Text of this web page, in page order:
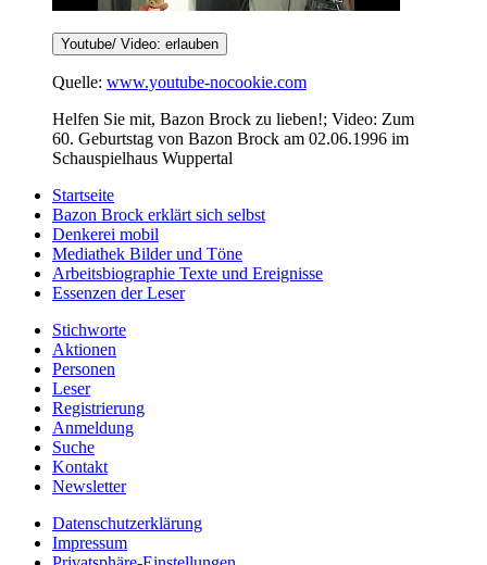
Youtube/ Video: erlauben
Quelle: www.youtube-nocookie.com
Helfen Sie mit, Bazon Brock zu lieben!; Video: Zum
60. Geburtstag von Bazon Brock am 02.06.1996 im
Schauspielhaus Wuppertal
Startseite
Bazon Brock erklärt sich selbst
Denkerei mobil
Mediathek Bilder und Töne
Arbeitsbiographie Texte und Ereignisse
Essenzen der Leser
Stichworte
Aktionen
Personen
Leser
Registrierung
Anmeldung
Suche
Kontakt
Newsletter
Datenschutzerklärung
Impressum